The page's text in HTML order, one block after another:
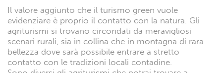
Il valore aggiunto che il turismo green vuole
evidenziare è proprio il contatto con la natura. Gli
agriturismi si trovano circondati da meravigliosi
scenari rurali, sia in collina che in montagna di rara
bellezza dove sarà possibile entrare a stretto
contatto con le tradizioni locali contadine.